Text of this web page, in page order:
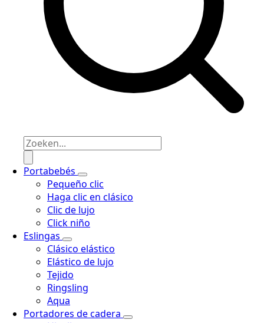
Portabebés
Pequeño clic
Haga clic en clásico
Clic de lujo
Click niño
Eslingas
Clásico elástico
Elástico de lujo
Tejido
Ringsling
Aqua
Portadores de cadera